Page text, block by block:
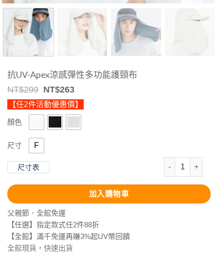
抗UV-Apex涼感彈性多功能護頸布
NT$299 Original
price
was:
NT$299.
NT$263Current
price
is:
NT$263.
【任2件活動優惠價】
顏色
尺寸 F
尺寸表
抗UV-Apex涼
加入購物車
父親節．全館免運
【任選】指定款式任2件88折
【全館】滿千免運再賺3%起UV幣回饋
全館現貨，快速出貨